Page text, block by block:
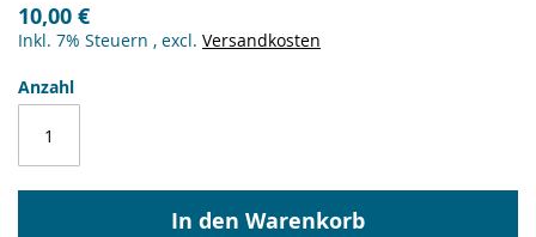
10,00 €
Inkl. 7% Steuern , excl. Versandkosten
Anzahl
In den Warenkorb